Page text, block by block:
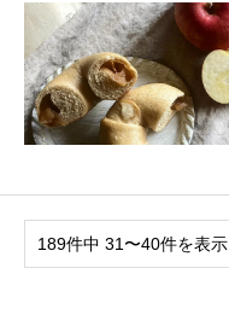
189件中 31〜40件を表示